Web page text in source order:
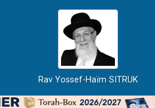
Rav Yossef-Haïm SITRUK